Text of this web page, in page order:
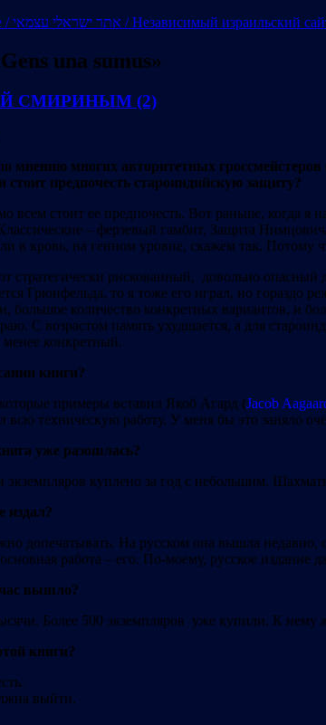
una sumus»
СМИРИНЫМ (2)
мнению многих авторитетных
стоит предпочесть староиндийскую защиту?
всем стоит ее предпочесть. Вот раньше, когда
– ферзевый гамбит, Защита
в кровь, на генном уровне, скажем так.
стратегически рискованный, довольно
Грюнфельда, то я тоже его играл, но
большое количество конкретных вариантов, и
С возрастом память ухудшается, а для
конкретный.
книги?
примеры вставил Якоб Агард (Jacob
всю техническую работу. У меня бы это заняло
уже разошлась?
экземпляров куплено за год с небольшим.
издал?
допечатывать. На русском она вышла недавно,
работа – его. По-моему, русское издание
вышло?
Более 500 экземпляров уже купили. К нему
книги?
выйти.